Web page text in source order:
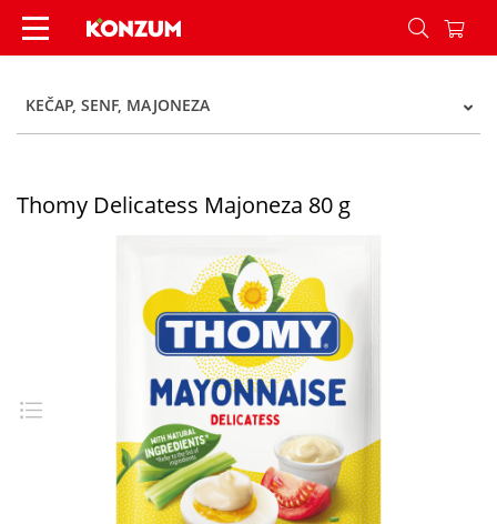
Thomy Delicatess Majoneza 80 g - Konzum
KEČAP, SENF, MAJONEZA
Thomy Delicatess Majoneza 80 g